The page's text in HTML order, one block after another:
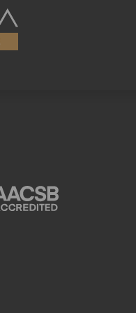
über Google Ads
Mit diesem